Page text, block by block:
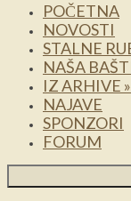
POČETNA
NOVOSTI
STALNE
NAŠA
IZ ARHIVE »
NAJAVE
SPONZORI
FORUM